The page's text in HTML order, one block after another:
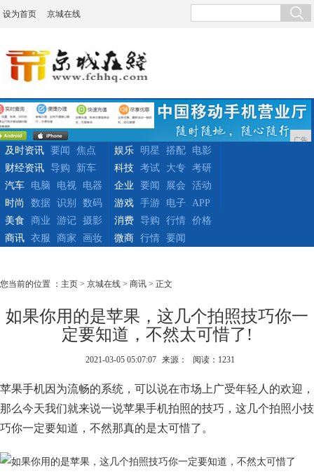
设为首页 京城在线
广告
及时资讯 要闻
焦点
财经资讯
导购 新车
娱乐 明星 搭配
电影
科技
考试 大专
考研
汽车
电脑 电视
电器
时尚
数据 识别 数码
企业 要闻 展会
活动
游戏
手游 电子
APP
美食
商业 游记
摄影
商讯
衣服 商家 画妆
消费 导购 行情
价格
微商
行情 要闻
您当前的位置 ： 主页 > 京城在线 > 商讯 > 正文
如果你用的是苹果，这几个拍照技巧你一
定要知道，不然太可惜了!
2021-03-05 05:07:07 来源： 阅读：1231
苹果手机因为流畅的系统，可以说在市场上广受年轻人的欢迎，
那么今天我们就来说一说苹果手机拍照的技巧，这几个拍照小技
巧你一定要知道，不然那真的是太可惜了。